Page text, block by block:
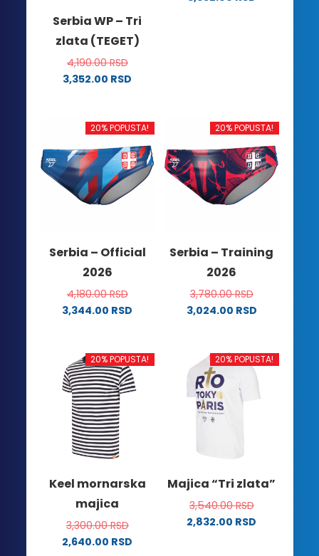
Serbia WP – Tri
zlata (TEGET)
4,190.00RSD
3,352.00 RSD
ima
varijanti.
Opcije
mogu
biti
stranici
proizvoda.
biti
izabrane
na
stranici
proizvoda.
20% POPUSTA!
Serbia – Official
2026
4,180.00RSD
3,344.00 RSD
ima
više
varijanti.
Opcije
mogu
biti
izabrane
stranici
proizvoda.
20% POPUSTA!
Serbia – Training
2026
3,780.00RSD
3,024.00 RSD
ima
više
varijanti.
Opcije
izabrane
stranici
proizvoda.
20% POPUSTA!
Keel mornarska
majica
3,300.00RSD
2,640.00 RSD
20% POPUSTA!
Majica “Tri zlata”
3,540.00RSD
2,832.00 RSD